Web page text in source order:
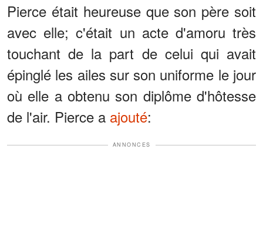
Pierce était heureuse que son père soit
avec elle; c'était un acte d'amoru très
touchant de la part de celui qui avait
épinglé les ailes sur son uniforme le jour
où elle a obtenu son diplôme d'hôtesse
de l'air. Pierce a ajouté:
ANNONCES